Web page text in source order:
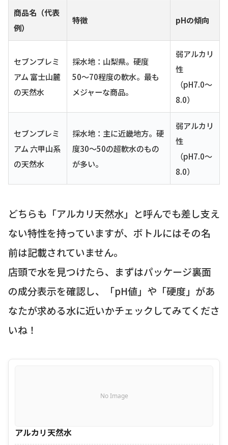
商品名（代表
例）
特徴 pHの傾向
セブンプレミ
アム 富士山麓
の天然水
採水地：山梨県。硬度
50〜70程度の軟水。最も
メジャーな商品。
弱アルカリ
性
（pH7.0〜
8.0）
セブンプレミ
アム 六甲山系
の天然水
採水地：主に近畿地方。硬
度30〜50の超軟水のもの
が多い。
弱アルカリ
性
（pH7.0〜
8.0）
どちらも「アルカリ天然水」と呼んでも差し支え
ない特性を持っていますが、ボトルにはその名
前は記載されていません。
店頭で水を見つけたら、まずはパッケージ裏面
の成分表示を確認し、「pH値」や「硬度」があ
なたが求める水に近いかチェックしてみてくださ
いね！
No Image
アルカリ天然水